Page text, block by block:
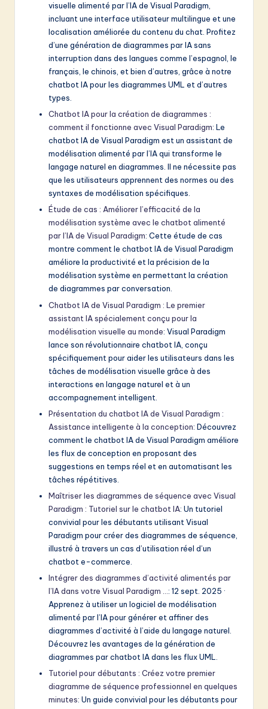
visuelle alimenté par l’IA de Visual Paradigm,
incluant une interface utilisateur multilingue et une
localisation améliorée du contenu du chat. Profitez
d’une génération de diagrammes par IA sans
interruption dans des langues comme l’espagnol, le
français, le chinois, et bien d’autres, grâce à notre
chatbot IA pour les diagrammes UML et d’autres
types.
Chatbot IA pour la création de diagrammes :
comment il fonctionne avec Visual Paradigm: Le
chatbot IA de Visual Paradigm est un assistant de
modélisation alimenté par l’IA qui transforme le
langage naturel en diagrammes. Il ne nécessite pas
que les utilisateurs apprennent des normes ou des
syntaxes de modélisation spécifiques.
Étude de cas : Améliorer l’efficacité de la
modélisation système avec le chatbot alimenté
par l’IA de Visual Paradigm: Cette étude de cas
montre comment le chatbot IA de Visual Paradigm
améliore la productivité et la précision de la
modélisation système en permettant la création
de diagrammes par conversation.
Chatbot IA de Visual Paradigm : Le premier
assistant IA spécialement conçu pour la
modélisation visuelle au monde: Visual Paradigm
lance son révolutionnaire chatbot IA, conçu
spécifiquement pour aider les utilisateurs dans les
tâches de modélisation visuelle grâce à des
interactions en langage naturel et à un
accompagnement intelligent.
Présentation du chatbot IA de Visual Paradigm :
Assistance intelligente à la conception: Découvrez
comment le chatbot IA de Visual Paradigm améliore
les flux de conception en proposant des
suggestions en temps réel et en automatisant les
tâches répétitives.
Maîtriser les diagrammes de séquence avec Visual
Paradigm : Tutoriel sur le chatbot IA: Un tutoriel
convivial pour les débutants utilisant Visual
Paradigm pour créer des diagrammes de séquence,
illustré à travers un cas d’utilisation réel d’un
chatbot e-commerce.
Intégrer des diagrammes d’activité alimentés par
l’IA dans votre Visual Paradigm … : 12 sept. 2025 ·
Apprenez à utiliser un logiciel de modélisation
alimenté par l’IA pour générer et affiner des
diagrammes d’activité à l’aide du langage naturel.
Découvrez les avantages de la génération de
diagrammes par chatbot IA dans les flux UML.
Tutoriel pour débutants : Créez votre premier
diagramme de séquence professionnel en quelques
minutes: Un guide convivial pour les débutants pour